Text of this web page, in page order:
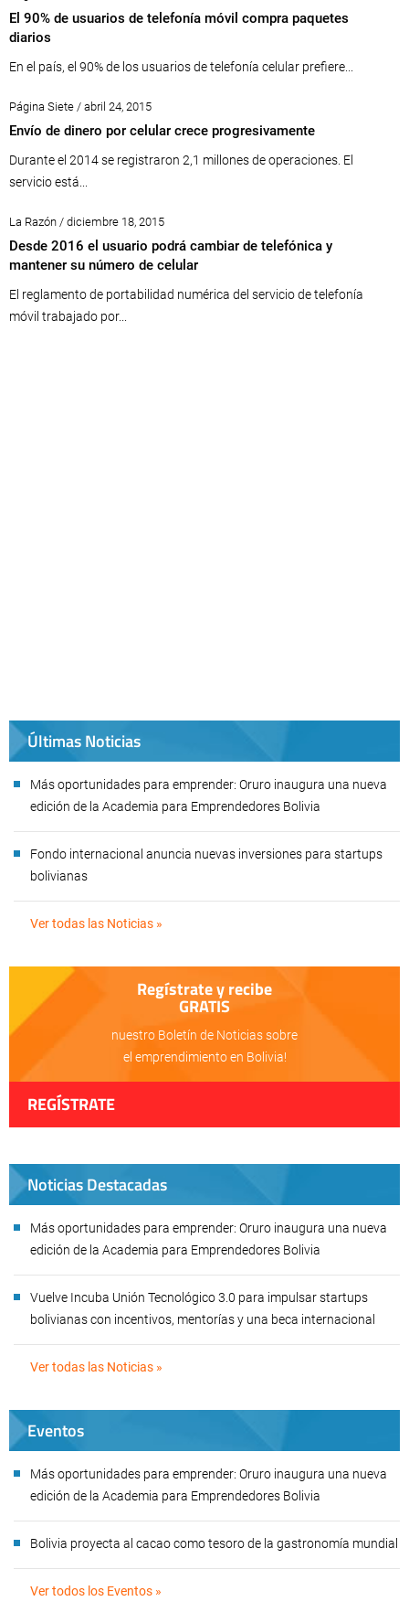
El 90% de usuarios de telefonía móvil compra paquetes
diarios
En el país, el 90% de los usuarios de telefonía celular prefiere...
Página Siete / abril 24, 2015
Envío de dinero por celular crece progresivamente
Durante el 2014 se registraron 2,1 millones de operaciones. El
servicio está...
La Razón / diciembre 18, 2015
Desde 2016 el usuario podrá cambiar de telefónica y
mantener su número de celular
El reglamento de portabilidad numérica del servicio de telefonía
móvil trabajado por...
Últimas Noticias
Más oportunidades para emprender: Oruro inaugura una nueva
edición de la Academia para Emprendedores Bolivia
Fondo internacional anuncia nuevas inversiones para startups
bolivianas
Ver todas las Noticias »
Regístrate y recibe
GRATIS
nuestro Boletín de Noticias sobre
el emprendimiento en Bolivia!
REGÍSTRATE
Noticias Destacadas
Más oportunidades para emprender: Oruro inaugura una nueva
edición de la Academia para Emprendedores Bolivia
Vuelve Incuba Unión Tecnológico 3.0 para impulsar startups
bolivianas con incentivos, mentorías y una beca internacional
Ver todas las Noticias »
Eventos
Más oportunidades para emprender: Oruro inaugura una nueva
edición de la Academia para Emprendedores Bolivia
Bolivia proyecta al cacao como tesoro de la gastronomía mundial
Ver todos los Eventos »